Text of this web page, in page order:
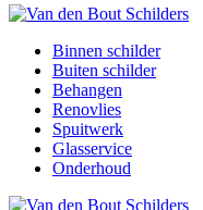
Binnen schilder
Buiten schilder
Behangen
Renovlies
Spuitwerk
Glasservice
Onderhoud